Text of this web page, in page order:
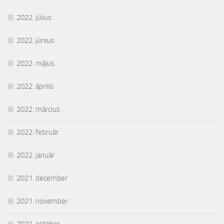
2022. július
2022. június
2022. május
2022. április
2022. március
2022. február
2022. január
2021. december
2021. november